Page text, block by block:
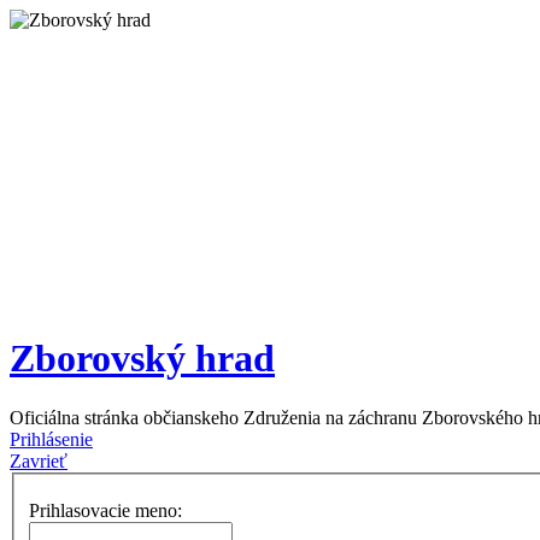
Zborovský hrad
Oficiálna stránka občianskeho Združenia na záchranu Zborovského
Prihlásenie
Zavrieť
Prihlasovacie meno: